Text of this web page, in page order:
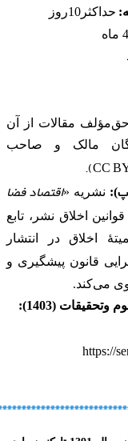
حداکثر10روز
حق‌مؤلف مقالات از آن
مالک و صاحب
CC
).
): نشریه «اقتصاد فضا
اخلاق نشر، تابع
اخلاق در انتشار
قانون پیشگیری و
می‌کند.
(1403):
https://